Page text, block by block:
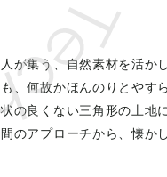
人が集う、自然素材を活か
も、何故かほんのりとやす
状の良くない三角形の土地
間のアプローチから、懐か